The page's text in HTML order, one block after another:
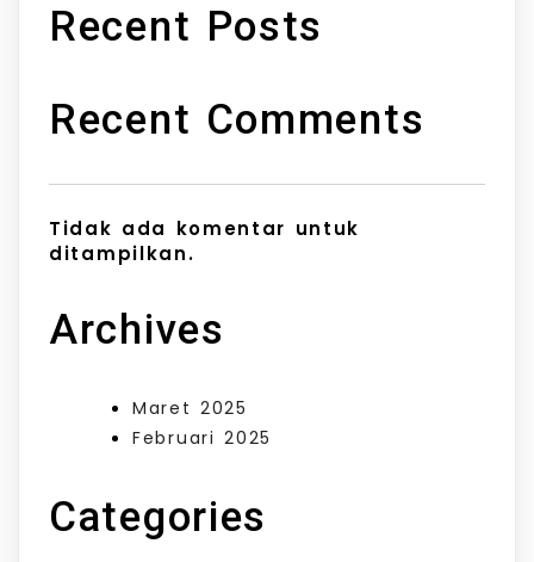
Recent Posts
Recent Comments
Tidak ada komentar untuk
ditampilkan.
Archives
Maret 2025
Februari 2025
Categories